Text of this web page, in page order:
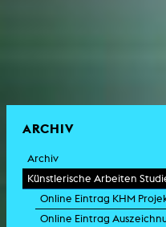
ARCHIV
Archiv
Künstlerische Arbeiten
Online Eintrag KHM
Online Eintrag